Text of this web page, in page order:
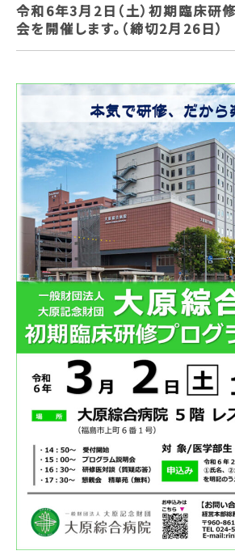
令和6年3月2日（土）初期臨床研
会を開催します。（締切2月26日）
お問い合わせ
採用情報
交通アクセス